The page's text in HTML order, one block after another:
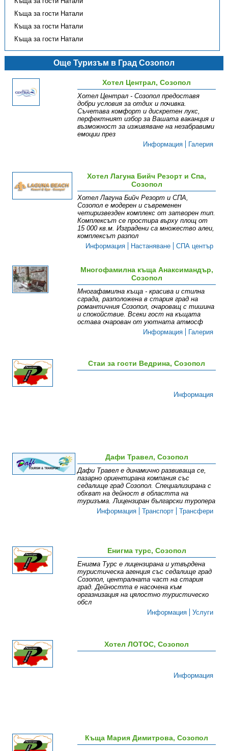
Къща за гости Натали
Къща за гости Натали
Къща за гости Натали
Още Туризъм в Град Созопол
Хотел Централ, Созопол
Хотел Централ - Созопол предоставя
добри условия за отдих и почивка.
Съчетава комфорт и дискретен лукс,
перфектният избор за Вашата ваканция и
възможност за изживяване на незабравими
емоции през
Информация
Галерия
Хотел Лагуна Бийч Резорт и Спа,
Созопол
Хотел Лагуна Бийч Резорт и СПА,
Созопол е модерен и съвременен
четиризвезден комплекс от затворен тип.
Комплексът се простира върху площ от
15 000 кв.м. Изградени са множество алеи,
комплексът разпол
Информация
Настаняване СПА център
Многофамилна къща Анаксимандър,
Созопол
Многафамилна къща - красива и стилна
сграда, разположена в стария град на
романтичния Созопол, очароващ с тишина
и спокойствие. Всеки гост на къщата
остава очарован от уютната атмосф
Информация
Галерия
Стаи за гости Ведрина, Созопол
Информация
Дафи Травел, Созопол
Дафи Травел е динамично развиваща се,
пазарно ориентирана компания със
седалище град Созопол. Специализирана с
обхват на дейност в областта на
туризъма. Лицензиран български туропера
Информация
Транспорт Трансфери
Енигма турс, Созопол
Енигма Турс е лицензирана и утвърдена
туристическа агенция със седалище град
Созопол, централната част на стария
град. Дейността е насочена към
оргазнизация на цялостно туристическо
обсл
Информация
Услуги
Хотел ЛОТОС, Созопол
Информация
Къща Мария Димитрова, Созопол